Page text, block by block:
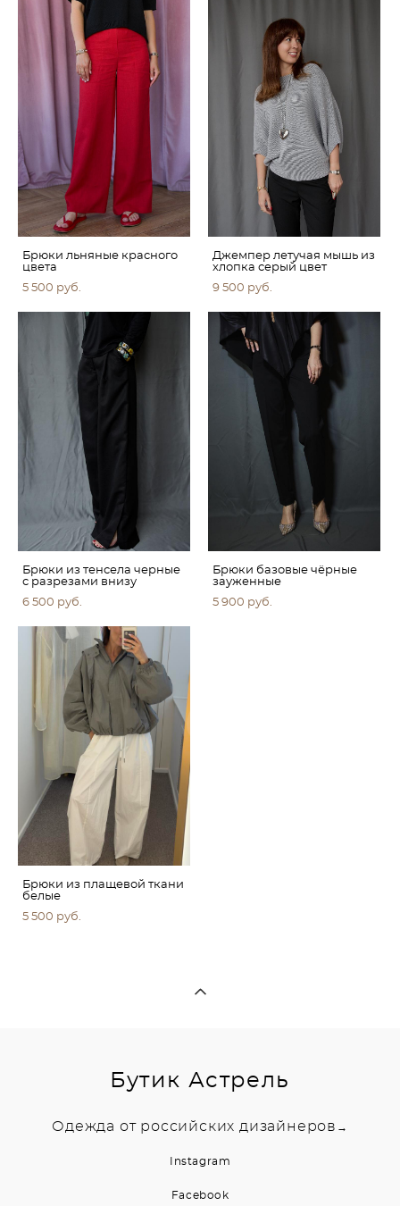
Брюки льняные красного
цвета
5 500 pуб.
Джемпер летучая мышь из
хлопка серый цвет
9 500 pуб.
Брюки из тенсела черные
с разрезами внизу
6 500 pуб.
Брюки базовые чёрные
зауженные
5 900 pуб.
Брюки из плащевой ткани
белые
5 500 pуб.
Бутик Астрель
Одежда от российских дизайнеров →
Instagram
Facebook